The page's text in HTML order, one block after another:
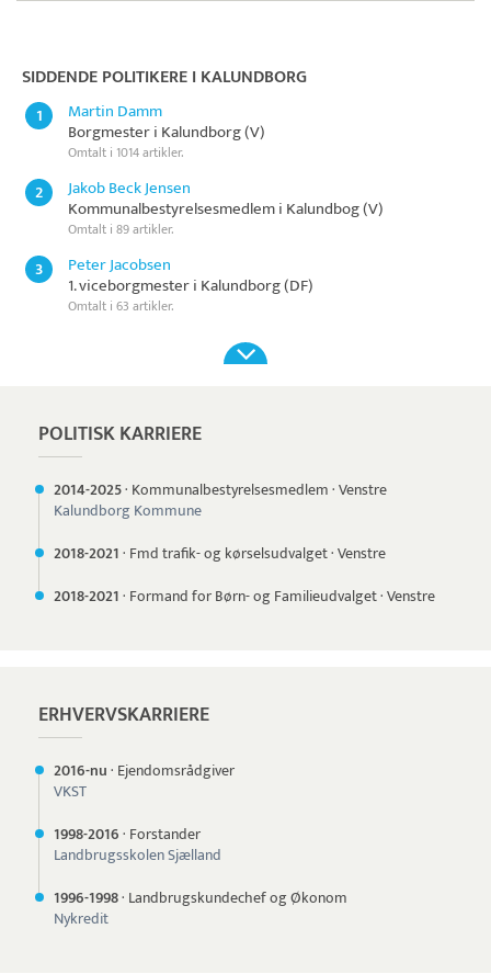
SIDDENDE POLITIKERE I KALUNDBORG
1 Martin Damm
Borgmester i Kalundborg (V)
Omtalt i 1014 artikler.
2 Jakob Beck Jensen
Kommunalbestyrelsesmedlem i Kalundbog (V)
Omtalt i 89 artikler.
3 Peter Jacobsen
1. viceborgmester i Kalundborg (DF)
Omtalt i 63 artikler.
POLITISK KARRIERE
2014-2025· Kommunalbestyrelsesmedlem·Venstre
Kalundborg Kommune
2018-2021· Fmd trafik- og kørselsudvalget·Venstre
2018-2021· Formand for Børn- og Familieudvalget·Venstre
ERHVERVSKARRIERE
2016-nu· Ejendomsrådgiver
VKST
1998-2016· Forstander
Landbrugsskolen Sjælland
1996-1998· Landbrugskundechef og Økonom
Nykredit